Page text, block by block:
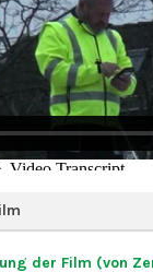
der Film (von